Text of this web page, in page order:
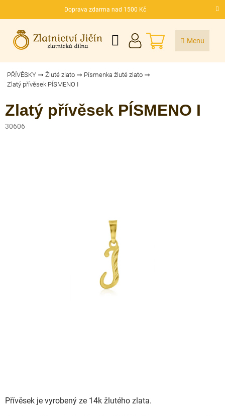
Doprava zdarma nad 1500 Kč
CZK
NÁKUPNÍ
KOŠÍK
PŘÍVĚSKY Žluté zlato
Písmenka žluté zlato
Zlatý přívěsek PÍSMENO I
Zlatý přívěsek PÍSMENO I
30606
Přívěsek je vyrobený ze 14k žlutého zlata.